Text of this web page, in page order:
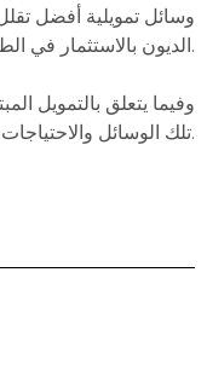
وسائل تمويلية أفضل
الديون بالاستثمار في الطبيعة ووسائل التمويل المبتكرة.
وفيما يتعلق بالتمويل
تلك الوسائل والاحتياجات مما يسهم في ايجاد حلول قابلة للتطبيق.